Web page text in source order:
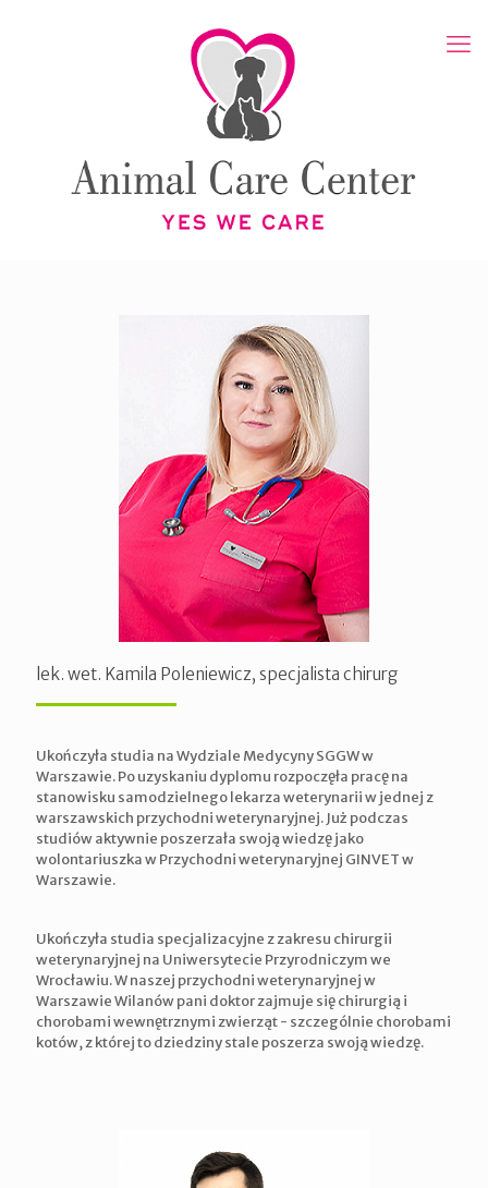
lek. wet. Kamila Poleniewicz, specjalista chirurg
Ukończyła studia na Wydziale Medycyny SGGW w
Warszawie. Po uzyskaniu dyplomu rozpoczęła pracę na
stanowisku samodzielnego lekarza weterynarii w jednej z
warszawskich przychodni weterynaryjnej. Już podczas
studiów aktywnie poszerzała swoją wiedzę jako
wolontariuszka w Przychodni weterynaryjnej GINVET w
Warszawie.
Ukończyła studia specjalizacyjne z zakresu chirurgii
weterynaryjnej na Uniwersytecie Przyrodniczym we
Wrocławiu. W naszej przychodni weterynaryjnej w
Warszawie Wilanów pani doktor zajmuje się chirurgią i
chorobami wewnętrznymi zwierząt - szczególnie chorobami
kotów, z której to dziedziny stale poszerza swoją wiedzę.